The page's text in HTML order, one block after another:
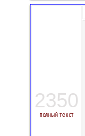
2350
полный текст